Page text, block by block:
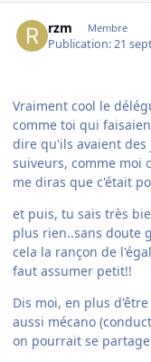
rzm Membre
Publication:21
Vraiment cool le
comme toi qui
dire qu'ils avaient des
suiveurs, comme moi
me diras que c'était
et puis, tu sais très
plus rien..sans doute
cela la rançon de
faut assumer petit!!
Dis moi, en plus
aussi mécano
on pourrait se